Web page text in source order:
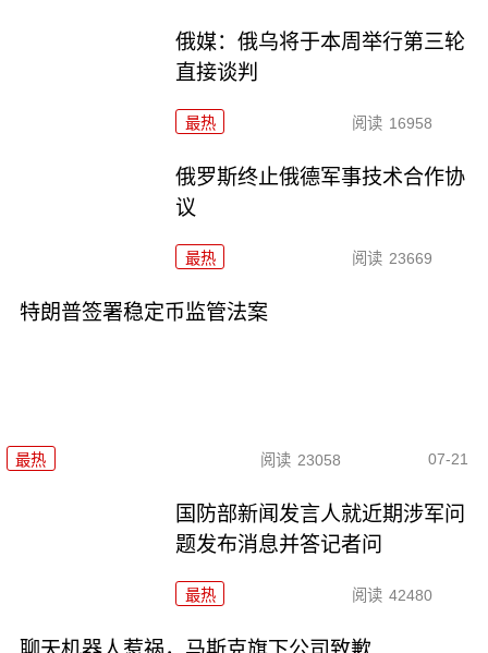
俄媒：俄乌将于本周举行第三轮
直接谈判
最热 阅读 16958
俄罗斯终止俄德军事技术合作协
议
最热 阅读 23669
特朗普签署稳定币监管法案
最热 阅读 23058 07-21
国防部新闻发言人就近期涉军问
题发布消息并答记者问
最热 阅读 42480